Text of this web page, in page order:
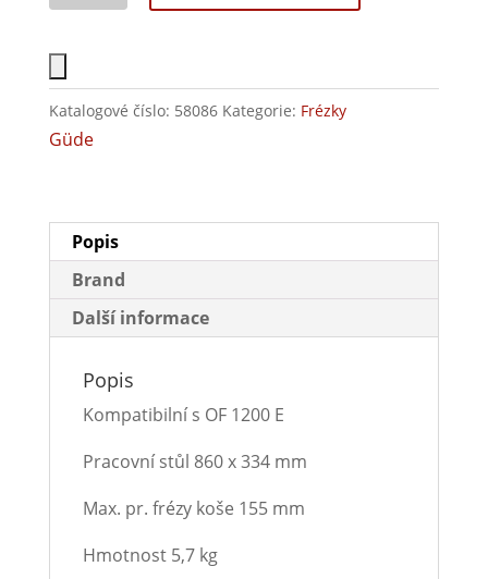
Katalogové číslo: 58086 Kategorie: Frézky
Güde
Popis
Brand
Další informace
Popis
Kompatibilní s OF 1200 E
Pracovní stůl 860 x 334 mm
Max. pr. frézy koše 155 mm
Hmotnost 5,7 kg